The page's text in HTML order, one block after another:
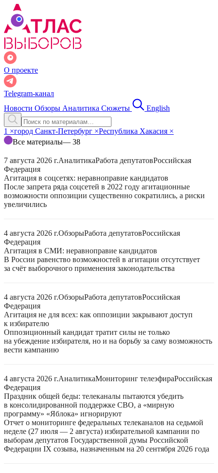
О проекте
Telegram-канал
Новости Обзоры Аналитика Сюжеты English
1 ×город Санкт-Петербург ×Республика Хакасия ×
Все материалы— 38
7 августа 2026 г.АналитикаРабота депутатовРоссийская
Федерация
Агитация в соцсетях: неравноправие кандидатов
После запрета ряда соцсетей в 2022 году агитационные
возможности оппозиции существенно сократились, а риски
увеличились
4 августа 2026 г.ОбзорыРабота депутатовРоссийская
Федерация
Агитация в СМИ: неравноправие кандидатов
В России равенство возможностей в агитации отсутствует
за счёт выборочного применения законодательства
4 августа 2026 г.ОбзорыРабота депутатовРоссийская
Федерация
Агитация не для всех: как оппозиции закрывают доступ
к избирателю
Оппозиционный кандидат тратит силы не только
на убеждение избирателя, но и на борьбу за саму возможность
вести кампанию
4 августа 2026 г.АналитикаМониторинг телеэфираРоссийская
Федерация
Праздник общей беды: телеканалы пытаются убедить
в консолидированной поддержке СВО, а «мирную
программу» «Яблока» игнорируют
Отчет о мониторинге федеральных телеканалов на седьмой
неделе (27 июля — 2 августа) избирательной кампании по
выборам депутатов Государственной думы Российской
Федерации IX созыва, назначенным на 20 сентября 2026 года